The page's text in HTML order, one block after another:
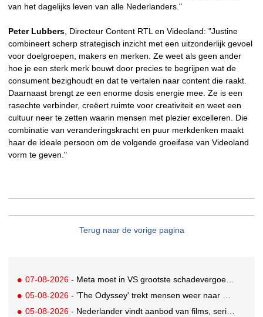
van het dagelijks leven van alle Nederlanders."
Peter Lubbers, Directeur Content RTL en Videoland: "Justine
combineert scherp strategisch inzicht met een uitzonderlijk gevoel
voor doelgroepen, makers en merken. Ze weet als geen ander
hoe je een sterk merk bouwt door precies te begrijpen wat de
consument bezighoudt en dat te vertalen naar content die raakt.
Daarnaast brengt ze een enorme dosis energie mee. Ze is een
rasechte verbinder, creëert ruimte voor creativiteit en weet een
cultuur neer te zetten waarin mensen met plezier excelleren. Die
combinatie van veranderingskracht en puur merkdenken maakt
haar de ideale persoon om de volgende groeifase van Videoland
vorm te geven."
Terug naar de vorige pagina
07-08-2026 - Meta moet in VS grootste schadevergoeding ooit betalen: 567 miljoen dollar
05-08-2026 - 'The Odyssey' trekt mensen weer naar de bioscoop
05-08-2026 - Nederlander vindt aanbod van films, series en sport vaak versnipperd